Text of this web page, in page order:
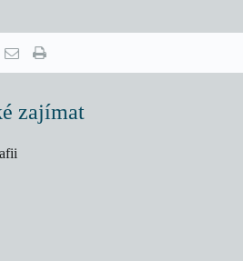
zajímat